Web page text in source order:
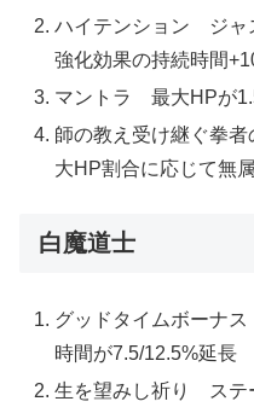
ハイテンション ジャ
強化効果の持続時間
マントラ 最大HPが
師の教え受け継ぐ拳
大HP割合に応じて無
白魔道士
グッドタイムボーナ
時間が7.5/12.5%延長
生を望みし祈り ステ